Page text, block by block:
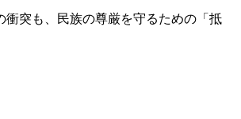
突も、民族の尊厳を守るための「抵